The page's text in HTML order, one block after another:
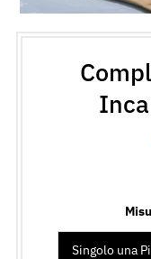
Singolo una